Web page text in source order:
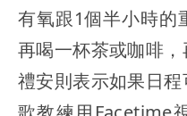
有氧跟1個半小時的
再喝一杯茶或咖啡
禮安則表示如果日